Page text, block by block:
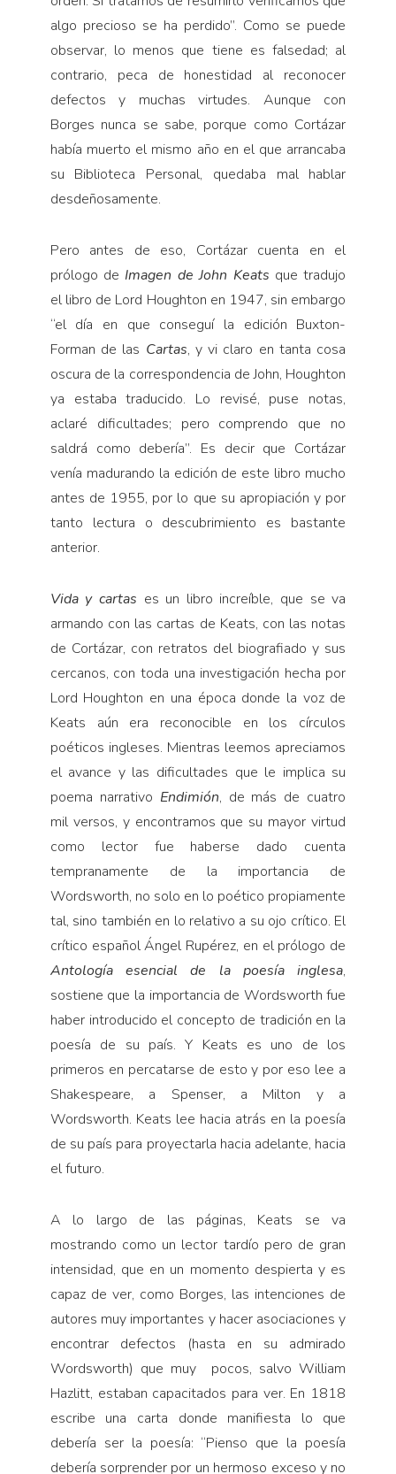
algo precioso se ha perdido”. Como se puede
observar, lo menos que tiene es falsedad; al
contrario, peca de honestidad al reconocer
defectos y muchas virtudes. Aunque con
Borges nunca se sabe, porque como Cortázar
había muerto el mismo año en el que arrancaba
su Biblioteca Personal, quedaba mal hablar
desdeñosamente.
Pero antes de eso, Cortázar cuenta en el
prólogo de Imagen de John Keats que tradujo
el libro de Lord Houghton en 1947, sin embargo
“el día en que conseguí la edición Buxton-
Forman de las Cartas, y vi claro en tanta cosa
oscura de la correspondencia de John, Houghton
ya estaba traducido. Lo revisé, puse notas,
aclaré dificultades; pero comprendo que no
saldrá como debería”. Es decir que Cortázar
venía madurando la edición de este libro mucho
antes de 1955, por lo que su apropiación y por
tanto lectura o descubrimiento es bastante
anterior.
Vida y cartas es un libro increíble, que se va
armando con las cartas de Keats, con las notas
de Cortázar, con retratos del biografiado y sus
cercanos, con toda una investigación hecha por
Lord Houghton en una época donde la voz de
Keats aún era reconocible en los círculos
poéticos ingleses. Mientras leemos apreciamos
el avance y las dificultades que le implica su
poema narrativo Endimión, de más de cuatro
mil versos, y encontramos que su mayor virtud
como lector fue haberse dado cuenta
tempranamente de la importancia de
Wordsworth, no solo en lo poético propiamente
tal, sino también en lo relativo a su ojo crítico. El
crítico español Ángel Rupérez, en el prólogo de
Antología esencial de la poesía inglesa,
sostiene que la importancia de Wordsworth fue
haber introducido el concepto de tradición en la
poesía de su país. Y Keats es uno de los
primeros en percatarse de esto y por eso lee a
Shakespeare, a Spenser, a Milton y a
Wordsworth. Keats lee hacia atrás en la poesía
de su país para proyectarla hacia adelante, hacia
el futuro.
A lo largo de las páginas, Keats se va
mostrando como un lector tardío pero de gran
intensidad, que en un momento despierta y es
capaz de ver, como Borges, las intenciones de
autores muy importantes y hacer asociaciones y
encontrar defectos (hasta en su admirado
Wordsworth) que muy pocos, salvo William
Hazlitt, estaban capacitados para ver. En 1818
escribe una carta donde manifiesta lo que
debería ser la poesía: “Pienso que la poesía
debería sorprender por un hermoso exceso y no